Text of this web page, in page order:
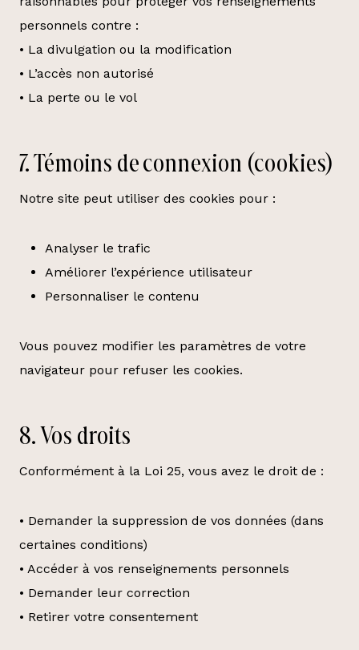
personnels contre :
• La divulgation ou la modification
• L’accès non autorisé
• La perte ou le vol
7. Témoins de connexion (cookies)
Notre site peut utiliser des cookies pour :
Analyser le trafic
Améliorer l’expérience utilisateur
Personnaliser le contenu
Vous pouvez modifier les paramètres de votre
navigateur pour refuser les cookies.
8. Vos droits
Conformément à la Loi 25, vous avez le droit de :
• Demander la suppression de vos données (dans
certaines conditions)
• Accéder à vos renseignements personnels
• Demander leur correction
• Retirer votre consentement